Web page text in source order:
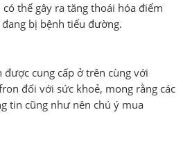
thể gây ra tăng thoái hóa điểm
bị bệnh tiểu đường.
cung cấp ở trên cùng với
đối với sức khoẻ, mong rằng các
tin cũng như nên chú ý mua